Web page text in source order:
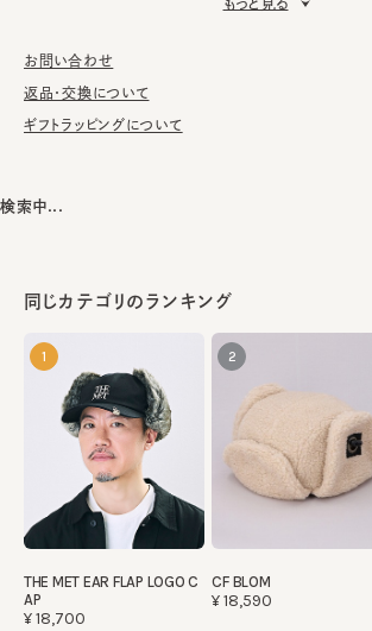
洗濯不可。汚れにつきましては、消臭・抗菌用
が汚れてしまう前の対策として、汗止めのハッ
可能性がございます。）
素材
本体：ウール100%
部分：ポリエステル65% アクリル35%
部分：ポリエステル100%
部分：ナイロン50% レーヨン50%
生産国 made in JAPAN
お問い合わせ
返品・交換について
ギフトラッピングについて
同じカテゴリのランキング
1
THE MET EAR FLAP LOGO C
AP
¥18,700
2
CF BLOM
¥18,590
検索中...